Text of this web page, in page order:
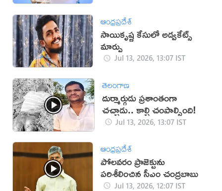
ఆంధ్రప్రదేశ్
సాయికృష్ణ కేసులో అడ్వకేట్స్
మార్పు
Jul 13, 2026, 13:07 IST
తెలంగాణ
దుర్మార్గుడు ప్రశాంతంగా
చచ్చాడు.. కాల్చి చంపాల్సింది!
Jul 13, 2026, 13:07 IST
ఆంధ్రప్రదేశ్
పోలవరం ప్రాజెక్టును
పరిశీలించిన సీఎం చంద్రబాబు
Jul 13, 2026, 12:07 IST